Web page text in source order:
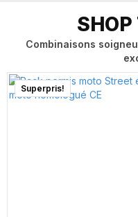
SHOP
Combinaisons
Superpris!